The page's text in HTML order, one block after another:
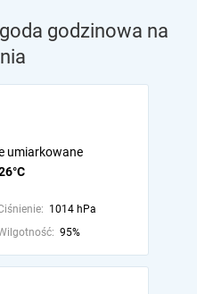
godzinowa na
umiarkowane
1014 hPa
95%